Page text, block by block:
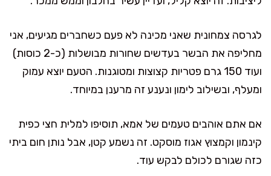
לגרסה צמחונית שאני מכינה לא פעם כשחברים מגיעים, אני
מחליפה את הבשר בעדשים שחורות מבושלות (כ-2 כוסות)
ועוד 150 גרם פטריות קצוצות ומטוגנות. הטעם יוצא עמוק
ומעלף, ובשילוב לימון ונענע זה מרענן במיוחד.
אם אתם אוהבים טעמים של אמא, תוסיפו למלית חצי כפית
קינמון וקמצוץ אגוז מוסקט. זה נשמע קטן, אבל נותן חום ביתי
כזה שגורם לכולם לבקש עוד.